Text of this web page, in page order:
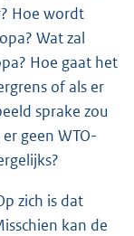
Hoe wordt
Wat zal
Hoe gaat het
of als er
sprake zou
geen WTO-
zich is dat
kan de